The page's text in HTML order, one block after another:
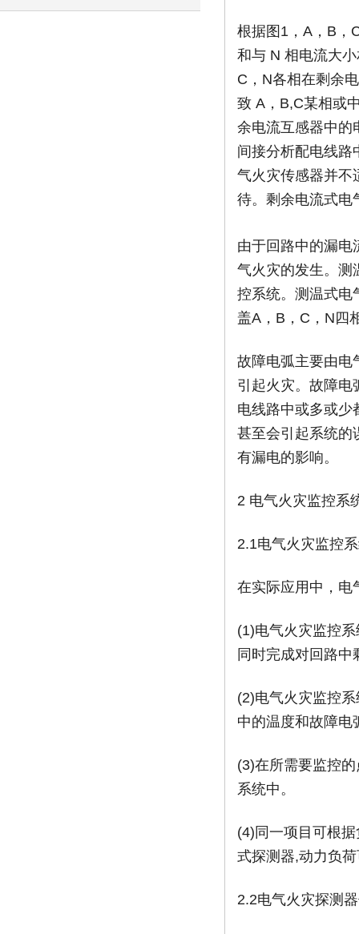
根据图1，A，B，
和与 N 相电流大
C，N各相在剩余
致 A，B,C某相或
余电流互感器中的
间接分析配电线路
气火灾传感器并不
待。剩余电流式电
由于回路中的漏电
气火灾的发生。测
控系统。测温式电
盖A，B，C，N四
故障电弧主要由电
引起火灾。故障电
电线路中或多或少
甚至会引起系统的
有漏电的影响。
2 电气火灾监控系
2.1电气火灾监控
在实际应用中，电
(1)电气火灾监控
同时完成对回路
(2)电气火灾监控
中的温度和故障电
(3)在所需要监控
系统中。
(4)同一项目可根
式探测器,动力负
2.2电气火灾探测